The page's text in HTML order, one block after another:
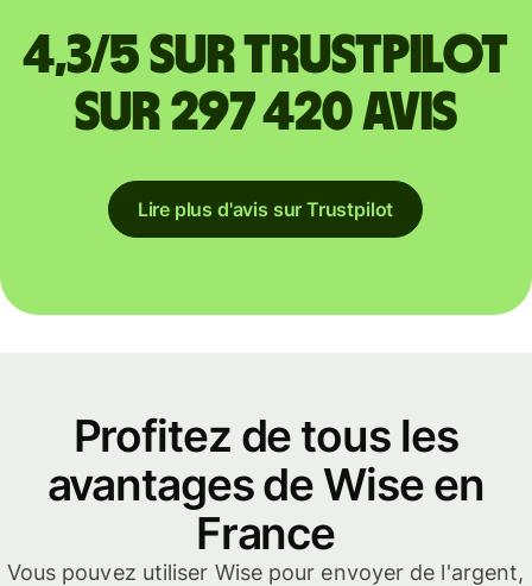
4,3/5 sur Trustpilot
sur 297 420 avis
Lire plus d'avis sur Trustpilot
Profitez de tous les
avantages de Wise en
France
Vous pouvez utiliser Wise pour envoyer de l'argent,